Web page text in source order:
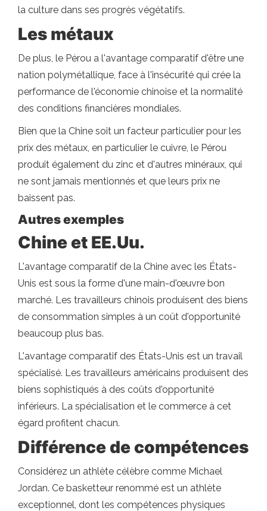
la culture dans ses progrès végétatifs.
Les métaux
De plus, le Pérou a l'avantage comparatif d'être une
nation polymétallique, face à l'insécurité qui crée la
performance de l'économie chinoise et la normalité
des conditions financières mondiales.
Bien que la Chine soit un facteur particulier pour les
prix des métaux, en particulier le cuivre, le Pérou
produit également du zinc et d'autres minéraux, qui
ne sont jamais mentionnés et que leurs prix ne
baissent pas.
Autres exemples
Chine et EE.Uu.
L'avantage comparatif de la Chine avec les États-
Unis est sous la forme d'une main-d'œuvre bon
marché. Les travailleurs chinois produisent des biens
de consommation simples à un coût d'opportunité
beaucoup plus bas.
L'avantage comparatif des États-Unis est un travail
spécialisé. Les travailleurs américains produisent des
biens sophistiqués à des coûts d'opportunité
inférieurs. La spécialisation et le commerce à cet
égard profitent chacun.
Différence de compétences
Considérez un athlète célèbre comme Michael
Jordan. Ce basketteur renommé est un athlète
exceptionnel, dont les compétences physiques